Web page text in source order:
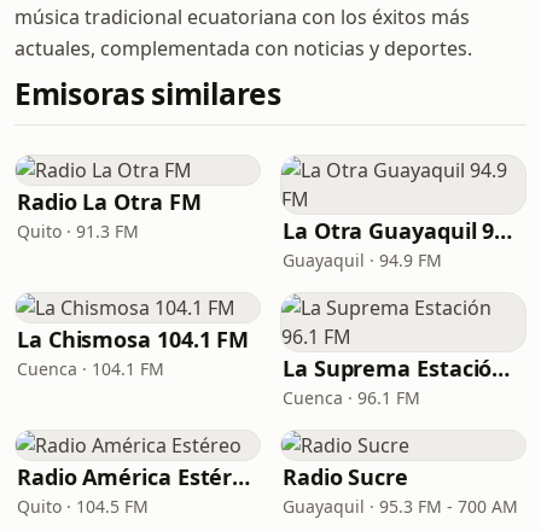
música tradicional ecuatoriana con los éxitos más
actuales, complementada con noticias y deportes.
Emisoras similares
Radio La Otra FM
Quito · 91.3 FM La Otra Guayaquil 94.9 FM
Guayaquil · 94.9 FM
La Chismosa 104.1 FM
Cuenca · 104.1 FM La Suprema Estación 96.1 FM
Cuenca · 96.1 FM
Radio América Estéreo
Quito · 104.5 FM
Radio Sucre
Guayaquil · 95.3 FM - 700 AM